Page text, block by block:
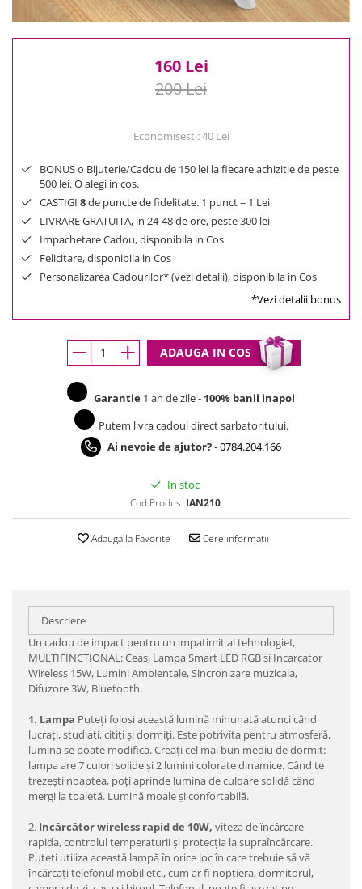
500 Lei - 1000 Lei
160 Lei
200 Lei
Economisesti:40 Lei
BONUS o Bijuterie/Cadou de 150 lei la fiecare achizitie de peste
500 lei. O alegi in cos.
CASTIGI 8de puncte de fidelitate. 1 punct = 1 Lei
LIVRARE GRATUITA, in 24-48 de ore, peste 300 lei
Impachetare Cadou, disponibila in Cos
Felicitare, disponibila in Cos
Personalizarea Cadourilor* (vezi detalii), disponibila in Cos
*Vezi detalii bonus
ADAUGA IN COS
Garantie 1 an de zile - 100% banii inapoi
Putem livra cadoul direct sarbatoritului.
Ai nevoie de ajutor?-0784.204.166
In stoc
Cod Produs: IAN210
Adauga la Favorite Cere informatii
Descriere
Un cadou de impact pentru un impatimit al tehnologieI,
MULTIFINCTIONAL: Ceas, Lampa Smart LED RGB si Incarcator
Wireless 15W, Lumini Ambientale, Sincronizare muzicala,
Difuzore 3W, Bluetooth.
1. Lampa Puteți folosi această lumină minunată atunci când
lucrați, studiați, citiți și dormiți. Este potrivita pentru atmosferă,
lumina se poate modifica. Creați cel mai bun mediu de dormit:
lampa are 7 culori solide și 2 lumini colorate dinamice. Când te
trezești noaptea, poți aprinde lumina de culoare solidă când
mergi la toaletă. Lumină moale și confortabilă.
2. Incărcător wireless rapid de 10W, viteza de încărcare
rapida, controlul temperaturii și protecția la supraîncărcare.
Puteți utiliza această lampă în orice loc în care trebuie să vă
încărcați telefonul mobil etc., cum ar fi noptiera, dormitorul,